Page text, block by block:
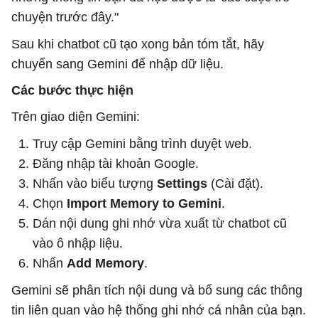
chuyện trước đây."
Sau khi chatbot cũ tạo xong bản tóm tắt, hãy
chuyển sang Gemini để nhập dữ liệu.
Các bước thực hiện
Trên giao diện Gemini:
Truy cập Gemini bằng trình duyệt web.
Đăng nhập tài khoản Google.
Nhấn vào biểu tượng Settings (Cài đặt).
Chọn Import Memory to Gemini.
Dán nội dung ghi nhớ vừa xuất từ chatbot cũ
vào ô nhập liệu.
Nhấn Add Memory.
Gemini sẽ phân tích nội dung và bổ sung các thông
tin liên quan vào hệ thống ghi nhớ cá nhân của bạn.